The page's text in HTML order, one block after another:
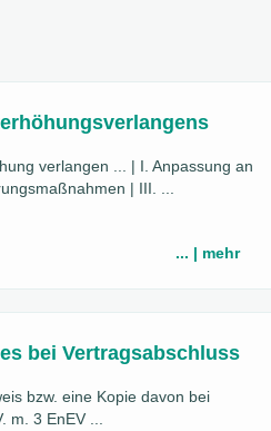
verlangen ... | I. Anpassung an
| III. ...
... | mehr
bei Vertragsabschluss
bzw. eine Kopie davon bei
m. 3 EnEV ...